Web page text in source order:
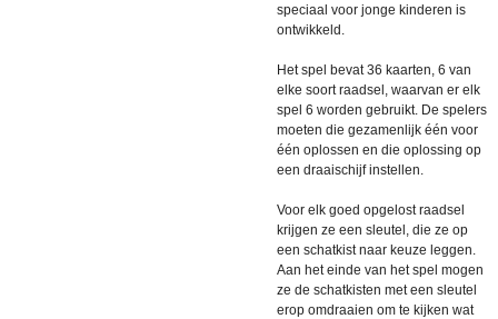
speciaal voor jonge kinderen is
ontwikkeld.
Het spel bevat 36 kaarten, 6 van
elke soort raadsel, waarvan er elk
spel 6 worden gebruikt. De spelers
moeten die gezamenlijk één voor
één oplossen en die oplossing op
een draaischijf instellen.
Voor elk goed opgelost raadsel
krijgen ze een sleutel, die ze op
een schatkist naar keuze leggen.
Aan het einde van het spel mogen
ze de schatkisten met een sleutel
erop omdraaien om te kijken wat